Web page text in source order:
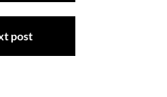
post